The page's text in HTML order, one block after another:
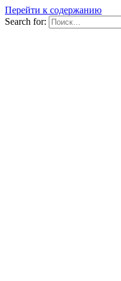
Перейти к содержанию
Search for: